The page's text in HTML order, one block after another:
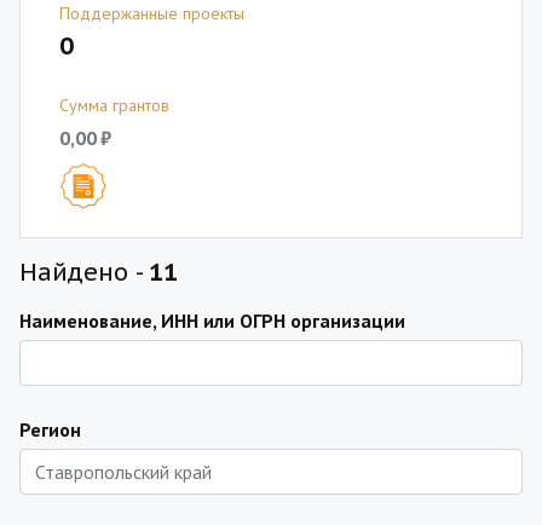
Поддержанные проекты
0
Сумма грантов
0,00 ₽
Найдено - 11
Наименование, ИНН или ОГРН организации
Регион